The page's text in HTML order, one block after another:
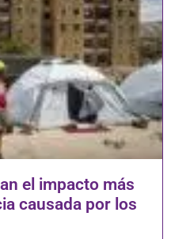
el impacto más
causada por los